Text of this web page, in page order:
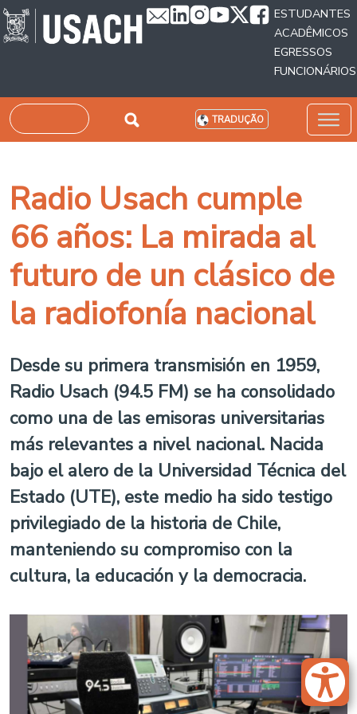
Passar para o conteúdo principal
ESTUDANTES
ACADÊMICOS
EGRESSOS
FUNCIONÁRIOS
Pesquisar TRADUÇÃO
Radio Usach cumple
66 años: La mirada al
futuro de un clásico de
la radiofonía nacional
Desde su primera transmisión en 1959,
Radio Usach (94.5 FM) se ha consolidado
como una de las emisoras universitarias
más relevantes a nivel nacional. Nacida
bajo el alero de la Universidad Técnica del
Estado (UTE), este medio ha sido testigo
privilegiado de la historia de Chile,
manteniendo su compromiso con la
cultura, la educación y la democracia.